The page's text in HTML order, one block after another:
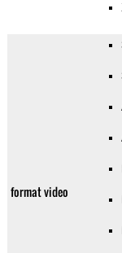
format video